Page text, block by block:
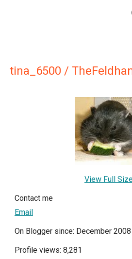
tina_6500 /
View Full
Contact me
Email
On Blogger since: December 2008
Profile views: 8,281